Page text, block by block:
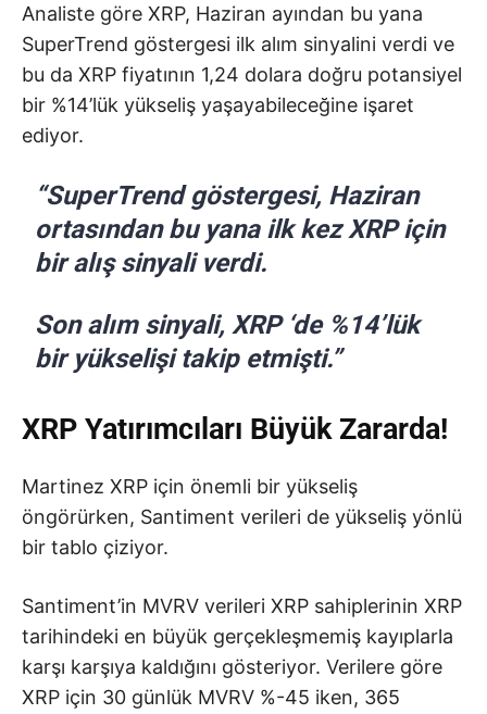
Analiste göre XRP, Haziran ayından bu yana
SuperTrend göstergesi ilk alım sinyalini verdi ve
bu da XRP fiyatının 1,24 dolara doğru potansiyel
bir %14’lük yükseliş yaşayabileceğine işaret
ediyor.
“SuperTrend göstergesi, Haziran
ortasından bu yana ilk kez XRP için
bir alış sinyali verdi.
Son alım sinyali, XRP ‘de %14’lük
bir yükselişi takip etmişti.”
XRP Yatırımcıları Büyük Zararda!
Martinez XRP için önemli bir yükseliş
öngörürken, Santiment verileri de yükseliş yönlü
bir tablo çiziyor.
Santiment’in MVRV verileri XRP sahiplerinin XRP
tarihindeki en büyük gerçekleşmemiş kayıplarla
karşı karşıya kaldığını gösteriyor. Verilere göre
XRP için 30 günlük MVRV %-45 iken, 365